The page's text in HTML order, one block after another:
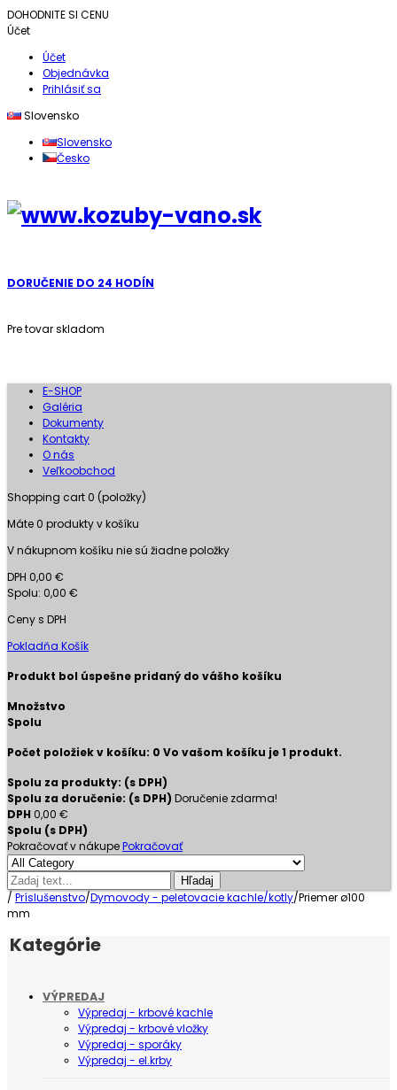
DOHODNITE SI CENU
Účet
Účet
Objednávka
Prihlásiť sa
Slovensko
Slovensko
Česko
DORUČENIE DO 24 HODÍN
Pre tovar skladom
E-SHOP
Galéria
Dokumenty
Kontakty
O nás
Veľkoobchod
Shopping cart0 (položky)
Máte0 produkty v košíku
V nákupnom košíku nie sú žiadne položky
DPH 0,00 €
Spolu: 0,00 €
Ceny s DPH
Pokladňa Košík
Produkt bol úspešne pridaný do vášho košíku
Množstvo
Spolu
Počet položiek v košíku: 0 Vo vašom košíku je 1 produkt.
Spolu za produkty: (s DPH)
Spolu za doručenie: (s DPH) Doručenie zdarma!
DPH 0,00 €
Spolu (s DPH)
Pokračovať v nákupePokračovať
Hľadaj
/ Príslušenstvo/Dymovody - peletovacie kachle/kotly/Priemer ø100
mm
Kategórie
VÝPREDAJ
Výpredaj - krbové kachle
Výpredaj - krbové vložky
Výpredaj - sporáky
Výpredaj - el.krby